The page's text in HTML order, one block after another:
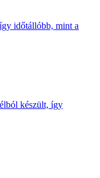
időtállóbb, mint a
készült, így